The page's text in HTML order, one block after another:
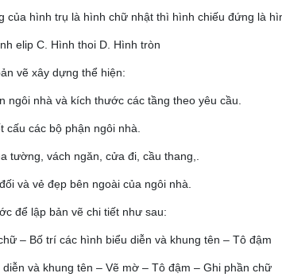
của hình trụ là hình chữ nhật thì hình chiếu đứng là
elip C. Hình thoi D. Hình tròn
vẽ xây dựng thể hiện:
ngôi nhà và kích thước các tầng theo yêu cầu.
cấu các bộ phận ngôi nhà.
tường, vách ngăn, cửa đi, cầu thang,.
và vẻ đẹp bên ngoài của ngôi nhà.
để lập bản vẽ chi tiết như sau:
– Bố trí các hình biểu diễn và khung tên – Tô đậm
và khung tên – Vẽ mờ – Tô đậm – Ghi phần chữ